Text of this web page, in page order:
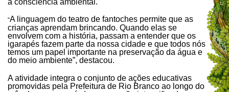
“A linguagem do teatro de fantoches permite que as
crianças aprendam brincando. Quando elas se
envolvem com a história, passam a entender que os
igarapés fazem parte da nossa cidade e que todos nós
temos um papel importante na preservação da água e
do meio ambiente”, destacou.
A atividade integra o conjunto de ações educativas
promovidas pela Prefeitura de Rio Branco ao longo do